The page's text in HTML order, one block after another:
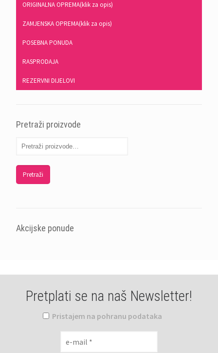
ORIGINALNA OPREMA(klik za opis)
ZAMJENSKA OPREMA(klik za opis)
POSEBNA PONUDA
RASPRODAJA
REZERVNI DIJELOVI
Pretraži proizvode
Pretraži
Akcijske ponude
Pretplati se na naš Newsletter!
Pristajem na pohranu podataka